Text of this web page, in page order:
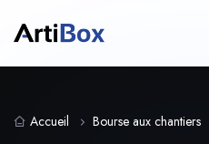
Accueil Bourse aux chantiers